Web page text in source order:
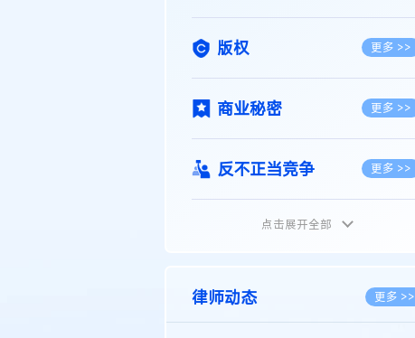
版权 更多 >>
商业秘密 更多 >>
反不正当竞争 更多 >>
植物新品种
地理标志 更多 >>
点击展开全部
律师动态 更多 >>